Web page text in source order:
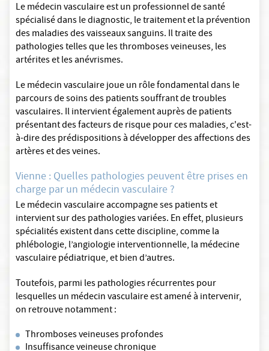
Le médecin vasculaire est un professionnel de santé
spécialisé dans le diagnostic, le traitement et la prévention
des maladies des vaisseaux sanguins. Il traite des
pathologies telles que les thromboses veineuses, les
artérites et les anévrismes.
Le médecin vasculaire joue un rôle fondamental dans le
parcours de soins des patients souffrant de troubles
vasculaires. Il intervient également auprès de patients
présentant des facteurs de risque pour ces maladies, c'est-
à-dire des prédispositions à développer des affections des
artères et des veines.
Vienne : Quelles pathologies peuvent être prises en
charge par un médecin vasculaire ?
Le médecin vasculaire accompagne ses patients et
intervient sur des pathologies variées. En effet, plusieurs
spécialités existent dans cette discipline, comme la
phlébologie, l’angiologie interventionnelle, la médecine
vasculaire pédiatrique, et bien d’autres.
Toutefois, parmi les pathologies récurrentes pour
lesquelles un médecin vasculaire est amené à intervenir,
on retrouve notamment :
Thromboses veineuses profondes
Insuffisance veineuse chronique